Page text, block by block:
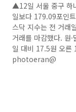
▲12일 서울 중구 하
일보다 179.09포인
스닥 지수는 전 거래
거래를 마감했다. 원
일 대비 17.5원 오른
photoeran@